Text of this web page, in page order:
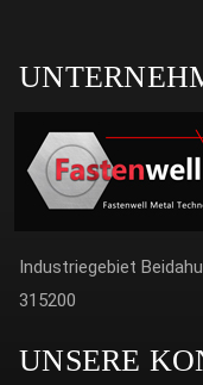
Industriegebiet
315200
UNSERE